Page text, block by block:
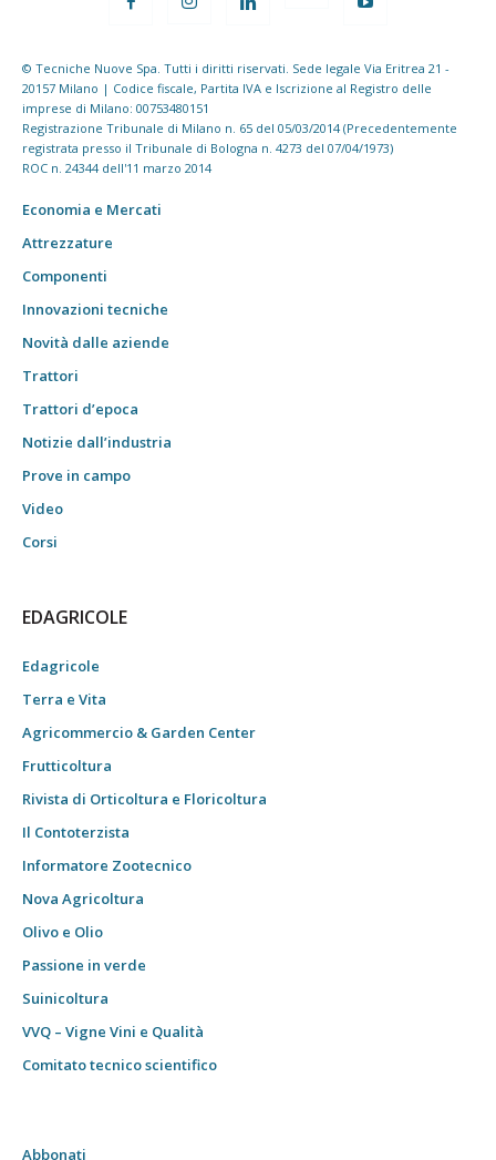
© Tecniche Nuove Spa. Tutti i diritti riservati. Sede legale Via Eritrea 21 -
20157 Milano | Codice fiscale, Partita IVA e Iscrizione al Registro delle
imprese di Milano: 00753480151
Registrazione Tribunale di Milano n. 65 del 05/03/2014 (Precedentemente
registrata presso il Tribunale di Bologna n. 4273 del 07/04/1973)
ROC n. 24344 dell'11 marzo 2014
Economia e Mercati
Attrezzature
Componenti
Innovazioni tecniche
Novità dalle aziende
Trattori
Trattori d’epoca
Notizie dall’industria
Prove in campo
Video
Corsi
EDAGRICOLE
Edagricole
Terra e Vita
Agricommercio & Garden Center
Frutticoltura
Rivista di Orticoltura e Floricoltura
Il Contoterzista
Informatore Zootecnico
Nova Agricoltura
Olivo e Olio
Passione in verde
Suinicoltura
VVQ – Vigne Vini e Qualità
Comitato tecnico scientifico
Abbonati